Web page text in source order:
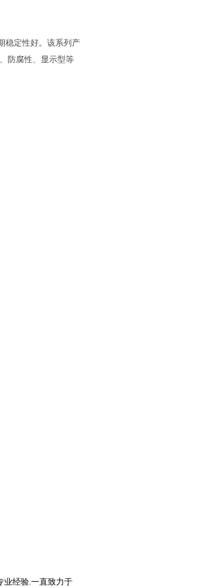
稳定性好。该系列产
防腐性、显示型等
业经验.一直致力于